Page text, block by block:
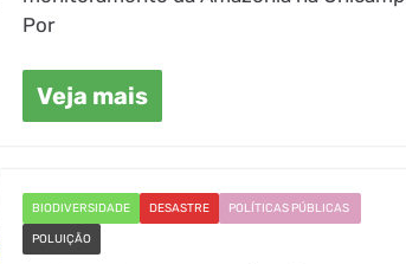
Por
Veja mais
BIODIVERSIDADE DESASTRE POLÍTICAS PÚBLICAS
POLUIÇÃO